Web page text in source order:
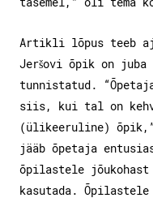
Artikli lõpus teeb
Jeršovi õpik on
tunnistatud.
siis, kui tal on kehv
(ülikeeruline)
jääb õpetaja
õpilastele
kasutada.